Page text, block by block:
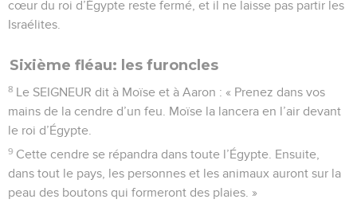
cœur du roi d’Égypte reste fermé, et il ne laisse pas partir les
Israélites.
Sixième fléau: les furoncles
8 Le SEIGNEUR dit à Moïse et à Aaron : « Prenez dans vos
mains de la cendre d’un feu. Moïse la lancera en l’air devant
le roi d’Égypte.
9 Cette cendre se répandra dans toute l’Égypte. Ensuite,
dans tout le pays, les personnes et les animaux auront sur la
peau des boutons qui formeront des plaies. »